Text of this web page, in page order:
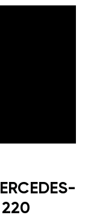
220